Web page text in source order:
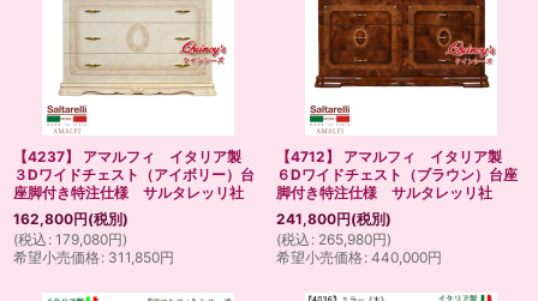
【4237】 アマルフィ イタリア製
３Dワイドチェスト（アイボリー）台
座脚付き特注仕様 サルタレッリ社
162,800円(税別)
(税込 : 179,080円)
希望小売価格: 311,850円
【4712】 アマルフィ イタリア製
６Dワイドチェスト（ブラウン）台座
脚付き特注仕様 サルタレッリ社
241,800円(税別)
(税込 : 265,980円)
希望小売価格: 440,000円